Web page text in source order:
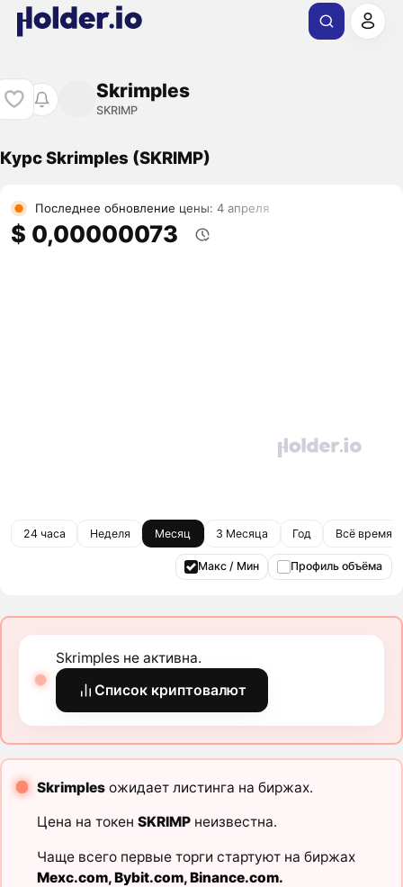
Skrimples
SKRIMP
Курс Skrimples (SKRIMP)
Последнее обновление цены: 4 апреля
$ 0,00000073
24 часа Неделя Месяц 3 Месяца Год Всё время
Макс / Мин Профиль объёма
Skrimples не активна.
Список криптовалют
Skrimplesожидает листинга на биржах.
Цена на токен SKRIMPнеизвестна.
Чаще всего первые торги стартуют на биржах
Mexc.com,Bybit.com,Binance.com.